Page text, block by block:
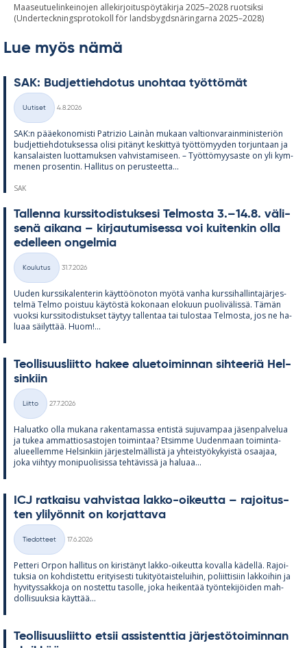
Maaseutuelinkeinojen allekirjoituspöytäkirja 2025–2028 ruotsiksi
(Underteckningsprotokoll för landsbygdsnäringarna 2025–2028)
Lue myös nämä
SAK: Bud­jet­tieh­do­tus unoh­taa työt­tö­mät
Kategoriat
Uutiset
4.8.2026
SAK:n pää­e­ko­no­misti Pat­rizio Lainàn mu­kaan val­tion­va­rain­mi­nis­te­riön
bud­jet­tieh­do­tuk­sessa olisi pi­tä­nyt kes­kit­tyä työt­tö­myy­den tor­jun­taan ja
kan­sa­lais­ten luot­ta­muk­sen vah­vis­ta­mi­seen. – Työt­tö­myy­saste on yli kym­
me­nen pro­sen­tin. Hal­li­tus on pe­rus­teetta...
SAK
Tal­lenna kurs­si­to­dis­tuk­sesi Tel­mosta 3.–14.8. vä­li­
senä ai­kana – kir­jau­tu­mi­sessa voi kui­ten­kin olla
edel­leen on­gel­mia
Kategoriat
Koulutus
31.7.2026
Uu­den kurs­si­ka­len­te­rin käyt­töö­no­ton myötä vanha kurs­si­hal­lin­ta­jär­jes­
telmä Telmo pois­tuu käy­töstä ko­ko­naan elo­kuun puo­li­vä­lissä. Tä­män
vuoksi kurs­si­to­dis­tuk­set täy­tyy tal­len­taa tai tu­los­taa Tel­mosta, jos ne ha­
luaa säi­lyt­tää. Huom!...
Teol­li­suus­liitto ha­kee alue­toi­min­nan sih­tee­riä Hel­
sin­kiin
Kategoriat
Liitto
27.7.2026
Ha­luatko olla mu­kana ra­ken­ta­massa en­tistä su­ju­vam­paa jä­sen­pal­ve­lua
ja tu­kea am­mat­tio­sas­to­jen toi­min­taa? Et­simme Uu­den­maan toi­minta-
alu­eel­lemme Hel­sin­kiin jär­jes­tel­mäl­listä ja yh­teis­työ­ky­kyistä osaa­jaa,
joka viih­tyy mo­ni­puo­li­sissa teh­tä­vissä ja ha­luaa...
ICJ rat­kaisu vah­vis­taa lakko-oi­keutta – ra­joi­tus­
ten yli­lyön­nit on kor­jat­tava
Kategoriat
Tiedotteet
17.6.2026
Pet­teri Or­pon hal­li­tus on ki­ris­tä­nyt lakko-oi­keutta ko­valla kä­dellä. Ra­joi­
tuk­sia on koh­dis­tettu eri­tyi­sesti tu­ki­työ­tais­te­lui­hin, po­liit­ti­siin lak­koi­hin ja
hy­vi­tys­sak­koja on nos­tettu ta­solle, joka hei­ken­tää työn­te­ki­jöi­den mah­
dol­li­suuk­sia käyt­tää...
Teol­li­suus­liitto et­sii as­sis­tent­tia jär­jes­tö­toi­min­nan